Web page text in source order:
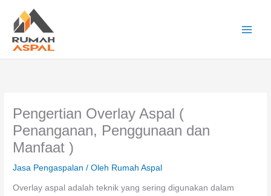
konten
Pengertian Overlay Aspal (
Penanganan, Penggunaan dan
Manfaat )
Jasa Pengaspalan / Oleh Rumah Aspal
Overlay aspal adalah teknik yang sering digunakan dalam